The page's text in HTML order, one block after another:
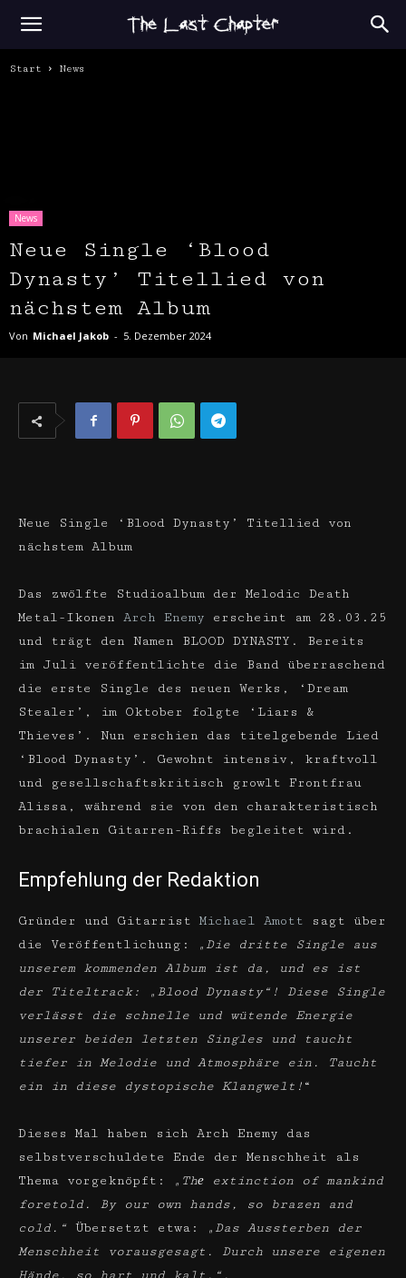
Start News
News
Neue Single ‘Blood
Dynasty’ Titellied von
nächstem Album
Von Michael Jakob - 5. Dezember 2024
Neue Single ‘Blood Dynasty’ Titellied von
nächstem Album
Das zwölfte Studioalbum der Melodic Death
Metal-Ikonen Arch Enemy erscheint am 28.03.25
und trägt den Namen BLOOD DYNASTY. Bereits
im Juli veröffentlichte die Band überraschend
die erste Single des neuen Werks, ‘Dream
Stealer’, im Oktober folgte ‘Liars &
Thieves’. Nun erschien das titelgebende Lied
‘Blood Dynasty’. Gewohnt intensiv, kraftvoll
und gesellschaftskritisch growlt Frontfrau
Alissa, während sie von den charakteristisch
brachialen Gitarren-Riffs begleitet wird.
Empfehlung der Redaktion
Gründer und Gitarrist Michael Amott sagt über
die Veröffentlichung:
„Die dritte Single aus
unserem kommenden Album ist da, und es ist
der Titeltrack: „Blood Dynasty“! Diese Single
verlässt die schnelle und wütende Energie
unserer beiden letzten Singles und taucht
tiefer in Melodie und Atmosphäre ein. Taucht
ein in diese dystopische Klangwelt! “
Dieses Mal haben sich Arch Enemy das
selbstverschuldete Ende der Menschheit als
Thema vorgeknöpft:
„Thе extinction of mankind
foretold. By our own hands, so brazen and
cold.“ Übersetzt etwa:
„Das Aussterben der
Menschheit vorausgesagt. Durch unsere eigenen